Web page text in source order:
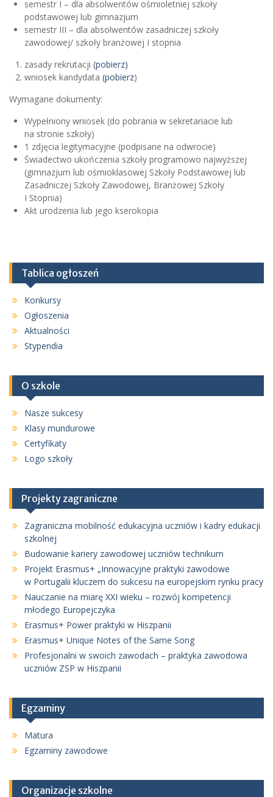
semestr I – dla absolwentów ośmioletniej szkoły
podstawowej lub gimnazjum
semestr III – dla absolwentów zasadniczej szkoły
zawodowej/ szkoły branżowej I stopnia
zasady rekrutacji (pobierz)
wniosek kandydata (pobierz)
Wymagane dokumenty:
Wypełniony wniosek (do pobrania w sekretariacie lub
na stronie szkoły)
1 zdjęcia legitymacyjne (podpisane na odwrocie)
Świadectwo ukończenia szkoły programowo najwyższej
(gimnazjum lub ośmioklasowej Szkoły Podstawowej lub
Zasadniczej Szkoły Zawodowej, Branżowej Szkoły
I Stopnia)
Akt urodzenia lub jego kserokopia
Tablica ogłoszeń
Konkursy
Ogłoszenia
Aktualności
Stypendia
O szkole
Nasze sukcesy
Klasy mundurowe
Certyfikaty
Logo szkoły
Projekty zagraniczne
Zagraniczna mobilność edukacyjna uczniów i kadry edukacji
szkolnej
Budowanie kariery zawodowej uczniów technikum
Projekt Erasmus+ „Innowacyjne praktyki zawodowe
w Portugalii kluczem do sukcesu na europejskim rynku pracy
Nauczanie na miarę XXI wieku – rozwój kompetencji
młodego Europejczyka
Erasmus+ Power praktyki w Hiszpanii
Erasmus+ Unique Notes of the Same Song
Profesjonalni w swoich zawodach – praktyka zawodowa
uczniów ZSP w Hiszpanii
Egzaminy
Matura
Egzaminy zawodowe
Organizacje szkolne